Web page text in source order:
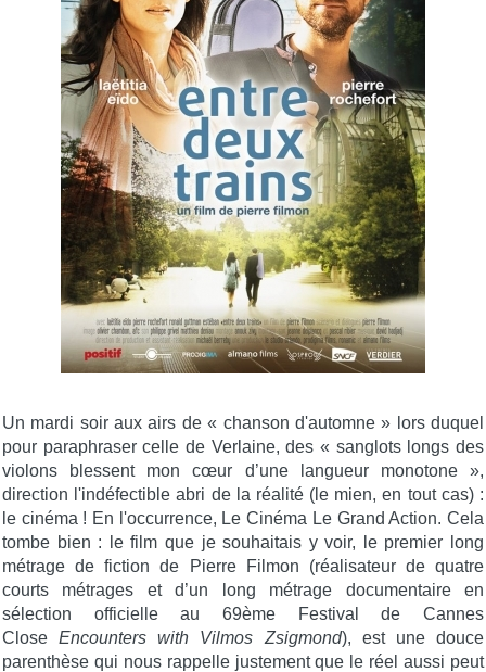
Un mardi soir aux airs de « chanson d'automne » lors duquel
pour paraphraser celle de Verlaine, des « sanglots longs des
violons blessent mon cœur d’une langueur monotone »,
direction l'indéfectible abri de la réalité (le mien, en tout cas) :
le cinéma ! En l'occurrence, Le Cinéma Le Grand Action. Cela
tombe bien : le film que je souhaitais y voir, le premier long
métrage de fiction de Pierre Filmon (réalisateur de quatre
courts métrages et d’un long métrage documentaire en
sélection officielle au 69ème Festival de Cannes
CloseEncounters with Vilmos Zsigmond), est une douce
parenthèse qui nous rappelle justement que le réel aussi peut